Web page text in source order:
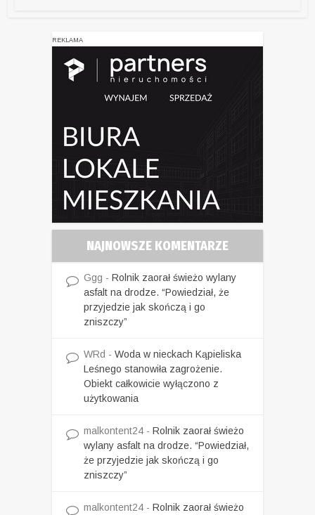
REKLAMA
NAJNOWSZE KOMENTARZE
Ggg - Rolnik zaorał świeżo wylany
asfalt na drodze. “Powiedział, że
przyjedzie jak skończą i go
zniszczy”
WRd - Woda w nieckach Kąpieliska
Leśnego stanowiła zagrożenie.
Obiekt całkowicie wyłączono z
użytkowania
malkontent24 - Rolnik zaorał świeżo
wylany asfalt na drodze. “Powiedział,
że przyjedzie jak skończą i go
zniszczy”
malkontent24 - Rolnik zaorał świeżo